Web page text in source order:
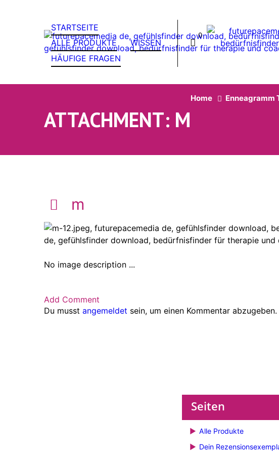
STARTSEITE
ALLE PRODUKTE
WISSEN
HÄUFIGE FRAGEN
0
ATTACHMENT: M
Home Enneagramm
m
No image description ...
Add Comment
Du musst angemeldet sein, um einen Kommentar abzugeben.
Seiten
Alle Produkte
Dein